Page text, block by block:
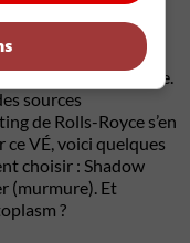
par la connotation
: la Ghost et la
un utilitaire électrique.
sources
de Rolls-Royce s’en
VÉ, voici quelques
choisir : Shadow
(murmure). Et
?